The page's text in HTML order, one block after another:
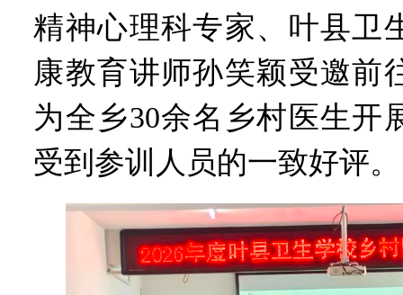
精神心理科专家、叶县卫
康教育讲师孙笑颖受邀前
为全乡30余名乡村医生开
受到参训人员的一致好评。